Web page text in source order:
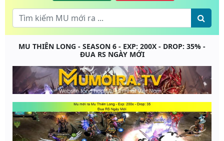
MU THIÊN LONG - SEASON 6 - EXP: 200X - DROP: 35% -
ĐUA RS NGÀY MỚI